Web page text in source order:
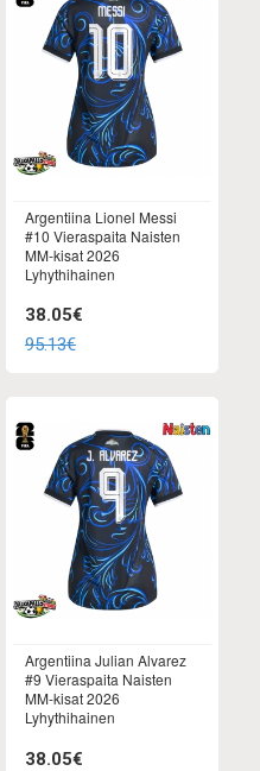
Argentiina Lionel Messi
#10 Vieraspaita Naisten
MM-kisat 2026
Lyhythihainen
38.05€
95.13€
Argentiina Julian Alvarez
#9 Vieraspaita Naisten
MM-kisat 2026
Lyhythihainen
38.05€